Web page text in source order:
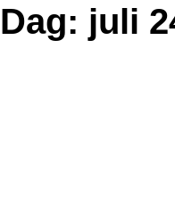
Dag: juli